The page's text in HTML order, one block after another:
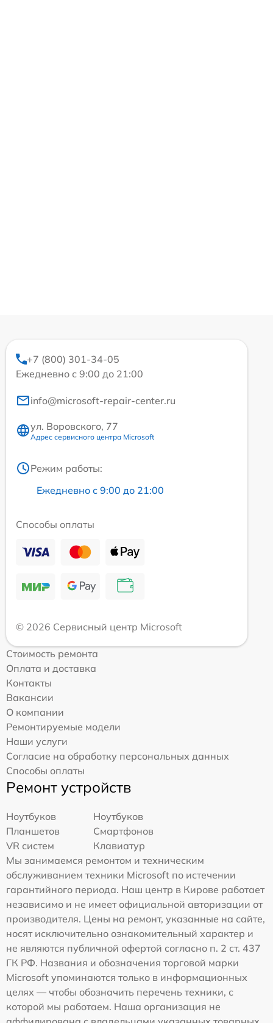
+7 (800) 301-34-05
Ежедневно с 9:00 до 21:00
info@microsoft-repair-center.ru
ул. Воровского, 77
Адрес сервисного центра Microsoft
Режим работы:
Ежедневно с 9:00 до 21:00
Способы оплаты
© 2026 Сервисный центр Microsoft
Стоимость ремонта
Оплата и доставка
Контакты
Вакансии
О компании
Ремонтируемые модели
Наши услуги
Согласие на обработку персональных данных
Способы оплаты
Ремонт устройств
Ноутбуков
Ноутбуков
Планшетов
Смартфонов
VR систем
Клавиатур
Мы занимаемся ремонтом и техническим
обслуживанием техники Microsoft по истечении
гарантийного периода. Наш центр в Кирове работает
независимо и не имеет официальной авторизации от
производителя. Цены на ремонт, указанные на сайте,
носят исключительно ознакомительный характер и
не являются публичной офертой согласно п. 2 ст. 437
ГК РФ. Названия и обозначения торговой марки
Microsoft упоминаются только в информационных
целях — чтобы обозначить перечень техники, с
которой мы работаем. Наша организация не